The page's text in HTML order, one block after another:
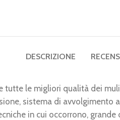
DESCRIZIONE
tutte le migliori qualità dei
sistema di
in cui occorrono, grande